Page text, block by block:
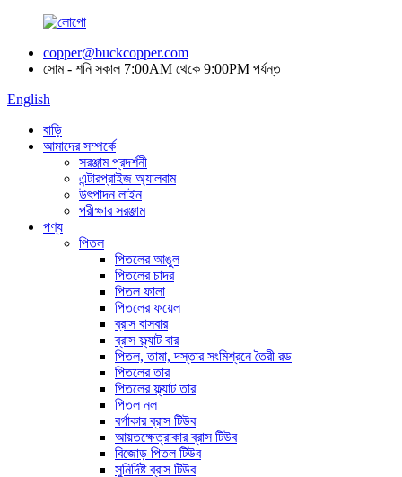
copper@buckcopper.com
সোম - শনি সকাল 7:00AM থেকে 9:00PM পর্যন্ত
English
বাড়ি
আমাদের সম্পর্কে
সরঞ্জাম প্রদর্শনী
এন্টারপ্রাইজ অ্যালবাম
উৎপাদন লাইন
পরীক্ষার সরঞ্জাম
পণ্য
পিতল
পিতলের আঙুল
পিতলের চাদর
পিতল ফালা
পিতলের ফয়েল
ব্রাস বাসবার
ব্রাস ফ্ল্যাট বার
পিতল, তামা, দস্তার সংমিশ্রনে তৈরী রড
পিতলের তার
পিতলের ফ্ল্যাট তার
পিতল নল
বর্গাকার ব্রাস টিউব
আয়তক্ষেত্রাকার ব্রাস টিউব
বিজোড় পিতল টিউব
সুনির্দিষ্ট ব্রাস টিউব